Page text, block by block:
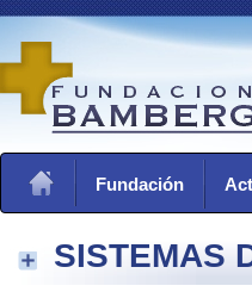
Fundación
SISTEMAS